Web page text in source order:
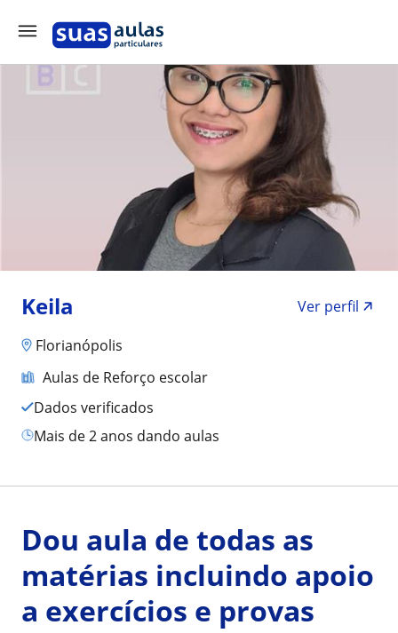
Keila
Ver perfil
Florianópolis
Aulas de Reforço escolar
Dados verificados
mais de 2 anos dando aulas
Dou aula de todas as
matérias incluindo apoio
a exercícios e provas